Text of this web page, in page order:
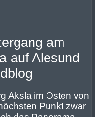
Aksla im Osten von
Punkt zwar